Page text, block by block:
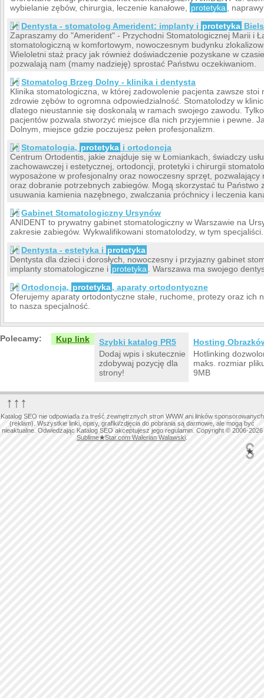
wybielanie zębów, chirurgia, leczenie kanałowe,
protetyka
,
Dentysta - stomatolog Amerident: implanty i protetyka
Zapraszamy do "Amerident" - Przychodni Stomatologicznej Marii i
stomatologiczną w komfortowym, nowoczesnym budynku
Wieloletni staż pracy jak również doświadczenie pozyskane w
pozwalają nam (mamy nadzieję) sprostać Państwu oczekiwaniom.
Stomatolog Brzeg Dolny - klinika i dentysta
Klinika stomatologiczna, w której zadowolenie pacjenta zawsze
zdrowie zębów to ogromna odpowiedzialność. Stomatolodzy w
dlatego nieustannie się doskonalą w ramach swojego zawodu.
pacjentów pozwala stworzyć miejsce dla nich przyjemnie i pewne.
Dolnym, miejsce gdzie poczujesz pełen profesjonalizm.
Stomatologia, protetyka i ortodoncja
Centrum Ortodentis, jakie znajduje się w Łomiankach, świadczy
zachowawczej i estetycznej, ortodoncji, protetyki i chirurgii
wyposażone w profesjonalny oraz nowoczesny sprzęt, pozwalający
oraz dobranie potrzebnych zabiegów. Mogą skorzystać tu Państwo
usuwania kamienia nazębnego, zwalczania próchnicy i leczenia
Gabinet Stomatologiczny Ursynów
ANIDENT to prywatny gabinet stomatologiczny w Warszawie na
zakresie zabiegów. Wykwalifikowani stomatolodzy, w tym specjaliści.
Dentysta - estetyka i protetyka
Dentysta dla dzieci i dorosłych, nowoczesny i przyjazny gabinet
implanty stomatologiczne i protetyka
. Warszawa ma swojego
Ortodoncja, protetyka, aparaty ortodontyczne
Oferujemy aparaty ortodontyczne stałe, ruchome, protezy oraz ich
to nasza specjalność.
Polecamy: Kup link
Szybki katalog PR5
Dodaj wpis i skutecznie
zdobywaj pozycję dla
strony!
Hosting
Hotlinking
maks. rozmiar
9MB
↑↑↑
Katalog SEO nie odpowiada za treść zewnętrznych stron WWW ani linków sponsorowanych
(reklam). Wszystkie linki, opisy, grafiki/zdjęcia do pobrania są darmowe, ale mogą być
nieaktualne. Odwiedzając Katalog SEO akceptujesz jego regulamin. Copyright © 2006-2026
Sublime★Star.com Walerian Walawski